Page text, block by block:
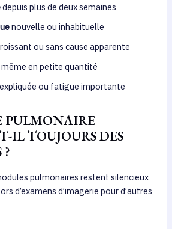
depuis plus de deux semaines
nouvelle ou inhabituelle
ou sans cause apparente
même en petite quantité
ou fatigue importante
PULMONAIRE
IL TOUJOURS DES
pulmonaires restent silencieux
d’examens d’imagerie pour d’autres